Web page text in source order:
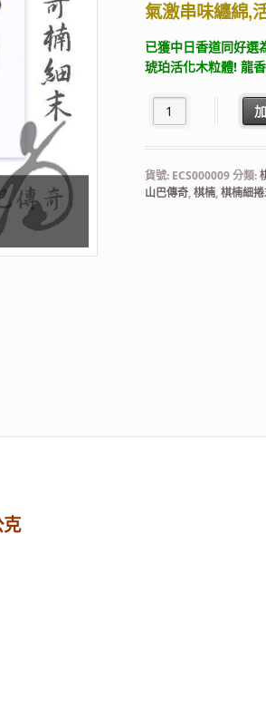
氣激串味纏綿,
已獲中日香道同好選
琥珀活化木粒體! 龍
山巴傳奇 老越南沉
貨號: ECS000009分類:
山巴傳奇,棋楠,棋楠細